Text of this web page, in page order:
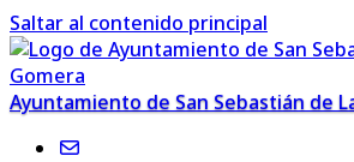
Saltar al contenido principal
Ayuntamiento de San Sebastián de